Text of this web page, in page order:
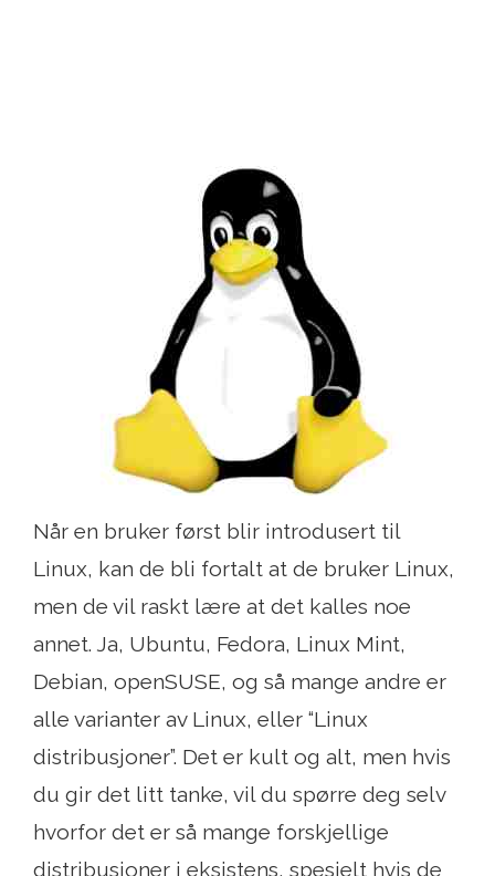
Når en bruker først blir introdusert til
Linux, kan de bli fortalt at de bruker Linux,
men de vil raskt lære at det kalles noe
annet. Ja, Ubuntu, Fedora, Linux Mint,
Debian, openSUSE, og så mange andre er
alle varianter av Linux, eller “Linux
distribusjoner”. Det er kult og alt, men hvis
du gir det litt tanke, vil du spørre deg selv
hvorfor det er så mange forskjellige
distribusjoner i eksistens, spesielt hvis de